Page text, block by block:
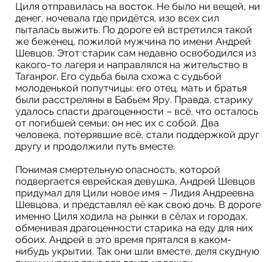
Циля отправилась на восток. Не было ни вещей, ни
денег, ночевала где придётся, изо всех сил
пыталась выжить. По дороге ей встретился такой
же беженец, пожилой мужчина по имени Андрей
Шевцов. Этот старик сам недавно освободился из
какого-то лагеря и направлялся на жительство в
Таганрог. Его судьба была схожа с судьбой
молоденькой попутчицы: его отец, мать и братья
были расстреляны в Бабьем Яру. Правда, старику
удалось спасти драгоценности – всё, что осталось
от погибшей семьи; он нес их с собой. Два
человека, потерявшие всё, стали поддержкой друг
другу и продолжили путь вместе.
Понимая смертельную опасность, которой
подвергается еврейская девушка, Андрей Шевцов
придумал для Цили новое имя – Лидия Андреевна
Шевцова, и представлял её как свою дочь. В дороге
именно Циля ходила на рынки в сёлах и городах,
обменивая драгоценности старика на еду для них
обоих. Андрей в это время прятался в каком-
нибудь укрытии. Так они шли вместе, деля скудную